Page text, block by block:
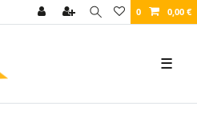
0 0,00 €
☰